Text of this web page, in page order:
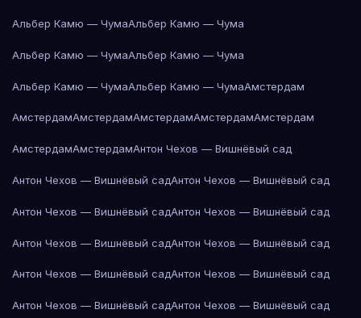
Альбер Камю — ЧумаАльбер Камю — Чума
Альбер Камю — ЧумаАльбер Камю — Чума
Альбер Камю — ЧумаАльбер Камю — ЧумаАмстердам
АмстердамАмстердамАмстердамАмстердамАмстердам
АмстердамАмстердамАнтон Чехов — Вишнёвый сад
Антон Чехов — Вишнёвый садАнтон Чехов — Вишнёвый сад
Антон Чехов — Вишнёвый садАнтон Чехов — Вишнёвый сад
Антон Чехов — Вишнёвый садАнтон Чехов — Вишнёвый сад
Антон Чехов — Вишнёвый садАнтон Чехов — Вишнёвый сад
Антон Чехов — Вишнёвый садАнтон Чехов — Вишнёвый сад